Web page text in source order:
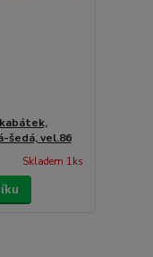
šedá, vel.86
Skladem 1ks